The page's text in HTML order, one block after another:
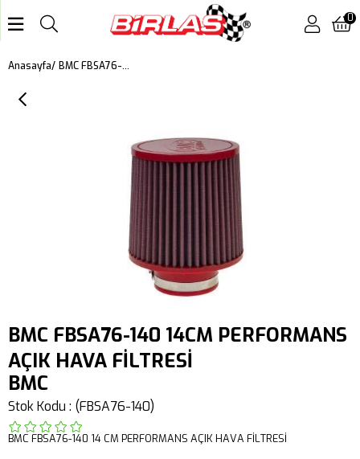
0
Anasayfa BMC FBSA76-140 14CM PERFORMANS AÇIK HAVA FİLTRESİ
BMC FBSA76-140 14CM PERFORMANS
AÇIK HAVA FİLTRESİ
BMC
Stok Kodu (FBSA76-140)
BMC FBSA76-140 14 CM PERFORMANS AÇIK HAVA FİLTRESİ